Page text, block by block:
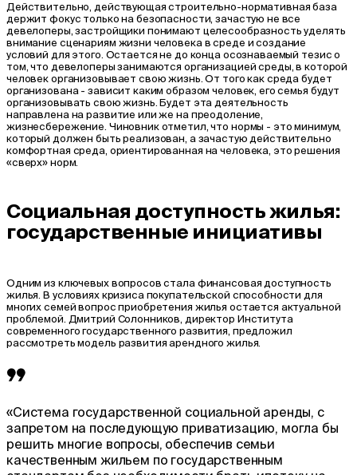
Действительно, действующая строительно-нормативная база
держит фокус только на безопасности, зачастую не все
девелоперы, застройщики понимают целесообразность уделять
внимание сценариям жизни человека в среде и создание
условий для этого. Остается не до конца осознаваемый тезис о
том, что девелоперы занимаются организацией среды, в которой
человек организовывает свою жизнь. От того как среда будет
организована - зависит каким образом человек, его семья будут
организовывать свою жизнь. Будет эта деятельность
направлена на развитие или же на преодоление,
жизнесбережение. Чиновник отметил, что нормы - это минимум,
который должен быть реализован, а зачастую действительно
комфортная среда, ориентированная на человека, это решения
«сверх» норм.
Социальная доступность жилья:
государственные инициативы
Одним из ключевых вопросов стала финансовая доступность
жилья. В условиях кризиса покупательской способности для
многих семей вопрос приобретения жилья остается актуальной
проблемой. Дмитрий Солонников, директор Института
современного государственного развития, предложил
рассмотреть модель развития арендного жилья.
«Система государственной социальной аренды, с
запретом на последующую приватизацию, могла бы
решить многие вопросы, обеспечив семьи
качественным жильем по государственным